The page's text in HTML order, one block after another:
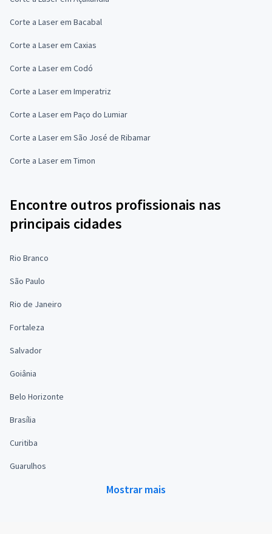
Corte a Laser em Bacabal
Corte a Laser em Caxias
Corte a Laser em Codó
Corte a Laser em Imperatriz
Corte a Laser em Paço do Lumiar
Corte a Laser em São José de Ribamar
Corte a Laser em Timon
Encontre outros profissionais nas
principais cidades
Rio Branco
São Paulo
Rio de Janeiro
Fortaleza
Salvador
Goiânia
Belo Horizonte
Brasília
Curitiba
Guarulhos
Mostrar mais